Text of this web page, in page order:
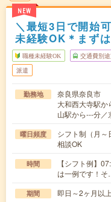
NEW
＼最短3日で開始
未経験OK＊まず
職種未経験OK 交通費別途
派遣
勤務地
奈良県奈良市
大和西大寺駅
山駅から---分
曜日頻度
シフト制（月～
相談OK
時間
【シフト例】
は一例です！
期間 即日～2ヶ月以